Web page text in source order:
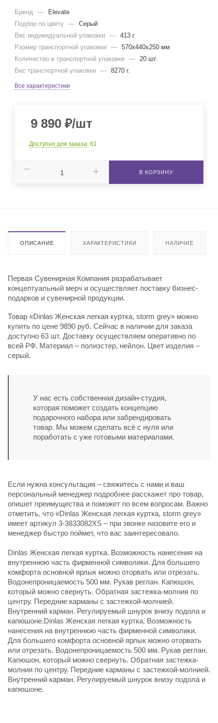
Бренд —
Elevate
Подбор по цвету — Серый
Вес индивидуальной упаковки — 413 г.
Размер транспортной упаковки — 570x440x250 мм
Количество в транспортной упаковке — 20 шт.
Вес транспортной упаковки — 8270 г.
Все характеристики
9 890 ₽/шт
Доступно для заказа: 61
В КОРЗИНУ
ОПИСАНИЕ ХАРАКТЕРИСТИКИ НАЛИЧИЕ
Первая Сувенирная Компания разрабатывает
концептуальный мерч и осуществляет поставку бизнес-
подарков и сувенирной продукции.
Товар «Dinlas Женская легкая куртка, storm grey» можно
купить по цене 9890 руб. Сейчас в наличии для заказа
доступно 63 шт. Доставку осуществляем оперативно по
всей РФ. Материал – полиэстер, нейлон. Цвет изделия –
серый.
У нас есть собственная дизайн-студия,
которая поможет создать концепцию
подарочного набора или забрендировать
товар. Мы можем сделать всё с нуля или
поработать с уже готовыми материалами.
Если нужна консультация – свяжитесь с нами и ваш
персональный менеджер подробнее расскажет про товар,
опишет преимущества и поможет по всем вопросам. Важно
отметить, что «Dinlas Женская легкая куртка, storm grey»
имеет артикул 3-3833082XS – при звонке назовите его и
менеджер быстро поймет, что вас заинтересовало.
Dinlas Женская легкая куртка. Возможность нанесения на
внутреннюю часть фирменной символики. Для большего
комфорта основной ярлык можно оторвать или отрезать.
Водонепроницаемость 500 мм. Рукав реглан. Капюшон,
который можно свернуть. Обратная застежка-молния по
центру. Передние карманы с застежкой-молнией.
Внутренний карман. Регулируемый шнурок внизу подола и
капюшоне.Dinlas Женская легкая куртка. Возможность
нанесения на внутреннюю часть фирменной символики.
Для большего комфорта основной ярлык можно оторвать
или отрезать. Водонепроницаемость 500 мм. Рукав реглан.
Капюшон, который можно свернуть. Обратная застежка-
молния по центру. Передние карманы с застежкой-молнией.
Внутренний карман. Регулируемый шнурок внизу подола и
капюшоне.